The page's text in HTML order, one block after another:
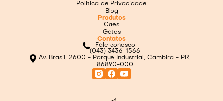
Politica de Privacidade
Blog
Produtos
Cães
Gatos
Contatos
Fale conosco
(043) 3436-1566
Av. Brasil, 2600 - Parque Industrial, Cambira - PR,
86890-000